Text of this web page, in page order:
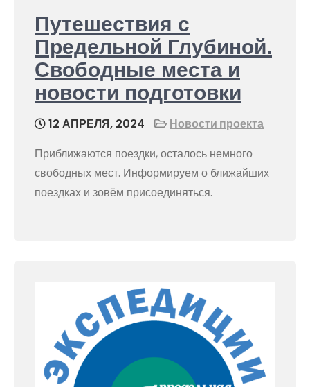
Путешествия с
Предельной Глубиной.
Свободные места и
новости подготовки
12 АПРЕЛЯ, 2024
Новости проекта
Приближаются поездки, осталось немного
свободных мест. Информируем о ближайших
поездках и зовём присоединяться.